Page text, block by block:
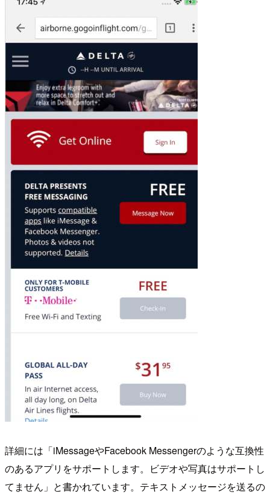
詳細には「iMessageやFacebook Messengerのような互換性
のあるアプリをサポートします。ビデオや写真はサポートし
てません」と書かれています。テキストメッセージを送るの